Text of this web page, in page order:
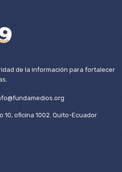
de la información para fortalecer
10, oficina 1002. Quito-Ecuador